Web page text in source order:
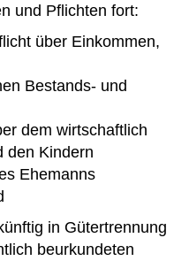
und Pflichten fort:
über Einkommen,
Bestands- und
dem wirtschaftlich
den Kindern
Ehemanns
in Gütertrennung
beurkundeten